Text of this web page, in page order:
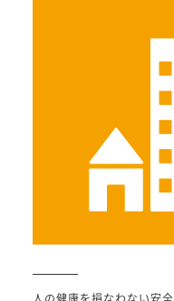
人の健康を損なわない安